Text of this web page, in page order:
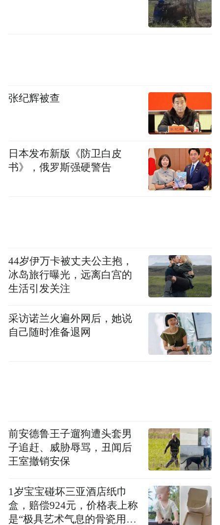
张纪辉被查
日本发布新版《防卫白皮
书》，俄罗斯强硬警告
44岁伊万卡被丈夫公主抱，
冰岛旅行曝光，远离白宫的
生活引发关注
采访诺兰火遍外网后，她说
自己随时准备退网
前安德鲁王子遛狗遭头套男
子追赶、威胁辱骂，丑闻后
王室撤销安保
1岁宝宝碰坏三亚酒店纸巾
盒，赔偿924元，价格表上称
是“极具艺术气息的骨瓷用